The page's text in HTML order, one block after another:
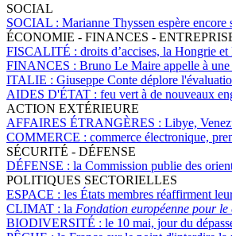
SOCIAL
SOCIAL : Marianne Thyssen espère
ÉCONOMIE - FINANCES -
FISCALITÉ : droits d’accises, la Hongrie
FINANCES : Bruno Le Maire appelle à
ITALIE : Giuseppe Conte déplore
AIDES D'ÉTAT : feu vert à de nouveaux
ACTION EXTÉRIEURE
AFFAIRES ÉTRANGÈRES : Libye,
COMMERCE : commerce électronique,
SÉCURITÉ - DÉFENSE
DÉFENSE : la Commission publie des
POLITIQUES SECTORIELLES
ESPACE : les États membres réaffirment
CLIMAT : la Fondation européenne pour le
BIODIVERSITÉ : le 10 mai, jour du